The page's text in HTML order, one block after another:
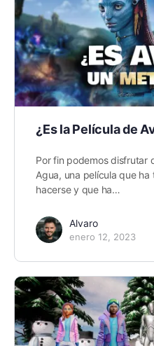
¿Es la Película de
Por fin podemos disfrutar
Agua, una película que
hacerse y que ha…
Alvaro
enero 12, 2023